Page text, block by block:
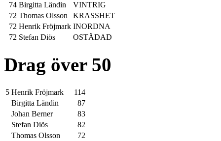
74 Birgitta Ländin
VINTRIG
72 Thomas Olsson
KRASSHET
72 Henrik Fröjmark INORDNA
72 Stefan Diös OSTÄDAD
Drag över 50
5 Henrik Fröjmark
114
Birgitta Ländin
87
Johan Berner
83
Stefan Diös
82
Thomas Olsson
72